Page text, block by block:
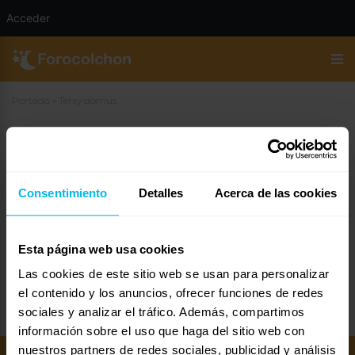
Consentimiento Detalles Acerca de las cookies
Esta página web usa cookies
Las cookies de este sitio web se usan para personalizar
el contenido y los anuncios, ofrecer funciones de redes
sociales y analizar el tráfico. Además, compartimos
información sobre el uso que haga del sitio web con
nuestros partners de redes sociales, publicidad y análisis
Pilar
Invitado
Dónde comprar, medidas
y qué tipo de colchón es.
Acceder